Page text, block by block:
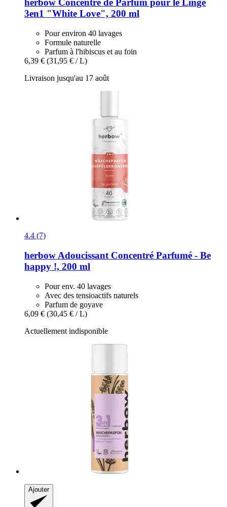
herbow Concentré de Parfum pour le Linge
3en1 "White Love", 200 ml
Pour environ 40 lavages
Formule naturelle
Parfum à l'hibiscus et au foin
6,39 € (31,95 € / L)
Livraison jusqu'au 17 août
4.4 (7)
herbow Adoucissant Concentré Parfumé -​ Be
happy !, 200 ml
Pour env. 40 lavages
Avec des tensioactifs naturels
Parfum de goyave
6,09 € (30,45 € / L)
Actuellement indisponible
Ajouter